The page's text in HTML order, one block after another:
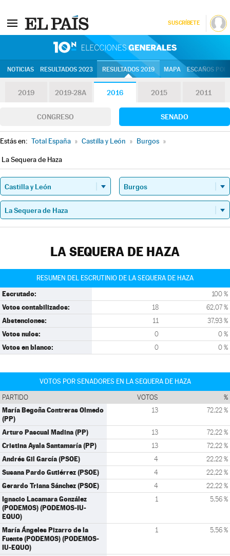
SUSCRÍBETE
NOTICIAS RESULTADOS 2023 RESULTADOS 2019 MAPA ESCAÑOS
2019 2019-28A 2016 2015 2011
CONGRESO SENADO
Estás en: Total España » Castilla y León » Burgos »
La Sequera de Haza
LA SEQUERA DE HAZA
RESUMEN DEL ESCRUTINIO DE LA SEQUERA DE HAZA
Escrutado: 100 %
Votos contabilizados: 18 62,07 %
Abstenciones: 11 37,93 %
Votos nulos: 0 0 %
Votos en blanco: 0 0 %
VOTOS POR SENADORES EN LA SEQUERA DE HAZA
PARTIDO VOTOS %
María Begoña Contreras Olmedo
(PP)
13 72,22 %
Arturo Pascual Madina (PP) 13 72,22 %
Cristina Ayala Santamaría (PP) 13 72,22 %
Andrés Gil García (PSOE) 4 22,22 %
Susana Pardo Gutiérrez (PSOE) 4 22,22 %
Gerardo Triana Sánchez (PSOE) 4 22,22 %
Ignacio Lacamara González
(PODEMOS) (PODEMOS-IU-
EQUO)
1 5,56 %
María Ángeles Pizarro de la
Fuente (PODEMOS) (PODEMOS-
IU-EQUO)
1 5,56 %